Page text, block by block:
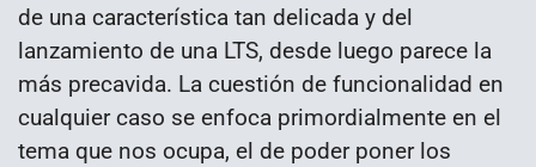
de una característica tan delicada y del
lanzamiento de una LTS, desde luego parece la
más precavida. La cuestión de funcionalidad en
cualquier caso se enfoca primordialmente en el
tema que nos ocupa, el de poder poner los